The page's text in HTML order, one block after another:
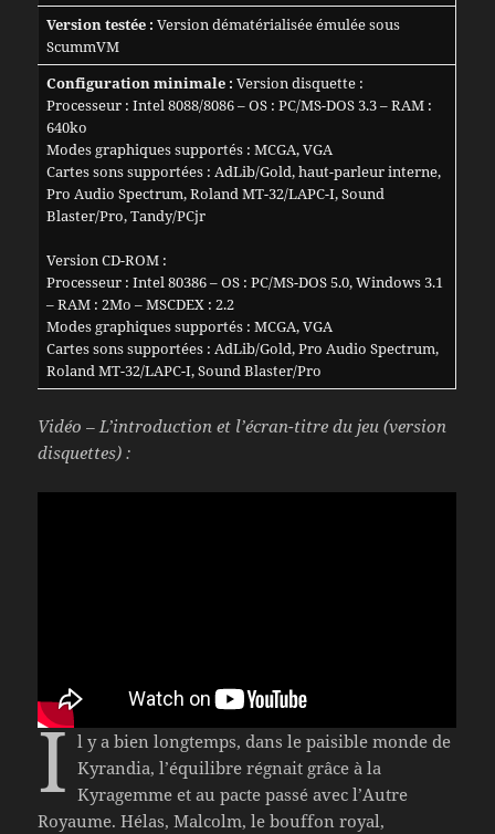
Version testée : Version dématérialisée émulée sous
ScummVM
Configuration minimale : Version disquette :
Processeur : Intel 8088/8086 – OS : PC/MS-DOS 3.3 – RAM :
640ko
Modes graphiques supportés : MCGA, VGA
Cartes sons supportées : AdLib/Gold, haut-parleur interne,
Pro Audio Spectrum, Roland MT-32/LAPC-I, Sound
Blaster/Pro, Tandy/PCjr
Version CD-ROM :
Processeur : Intel 80386 – OS : PC/MS-DOS 5.0, Windows 3.1
– RAM : 2Mo – MSCDEX : 2.2
Modes graphiques supportés : MCGA, VGA
Cartes sons supportées : AdLib/Gold, Pro Audio Spectrum,
Roland MT-32/LAPC-I, Sound Blaster/Pro
Vidéo – L’introduction et l’écran-titre du jeu (version
disquettes) :
I l y a bien longtemps, dans le paisible monde de
Kyrandia, l’équilibre régnait grâce à la
Kyragemme et au pacte passé avec l’Autre
Royaume. Hélas, Malcolm, le bouffon royal,